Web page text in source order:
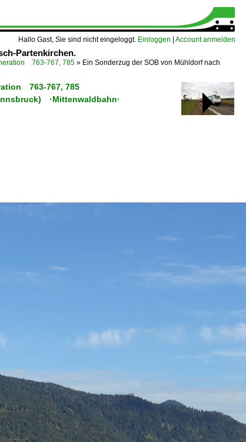
Hallo Gast, Sie sind nicht eingeloggt. Einloggen Account anmelden
Partenkirchen.
763-767, 785 » Ein Sonderzug der SOB von Mühldorf nach
763-767, 785
·Mittenwaldbahn·